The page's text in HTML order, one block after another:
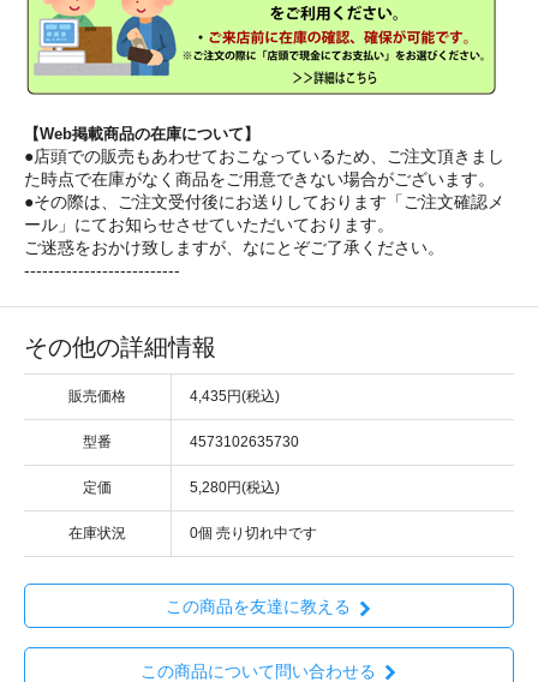
【Web掲載商品の在庫について】
●店頭での販売もあわせておこなっているため、ご注文頂きまし
た時点で在庫がなく商品をご用意できない場合がございます。
●その際は、ご注文受付後にお送りしております「ご注文確認メ
ール」にてお知らせさせていただいております。
ご迷惑をおかけ致しますが、なにとぞご了承ください。
--------------------------
その他の詳細情報
販売価格 4,435円(税込)
型番 4573102635730
定価 5,280円(税込)
在庫状況 0個 売り切れ中です
この商品を友達に教える
この商品について問い合わせる